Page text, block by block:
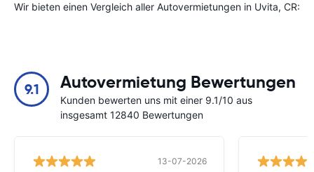
Wir bieten einen Vergleich aller Autovermietungen in Uvita, CR:
9.1 Autovermietung Bewertungen
Kunden bewerten uns mit einer 9.1/10 aus
insgesamt 12840 Bewertungen
13-07-2026